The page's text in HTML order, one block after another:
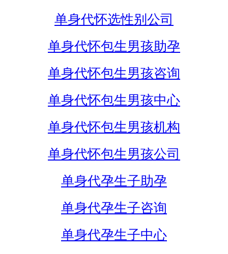
单身代怀选性别公司
单身代怀包生男孩助孕
单身代怀包生男孩咨询
单身代怀包生男孩中心
单身代怀包生男孩机构
单身代怀包生男孩公司
单身代孕生子助孕
单身代孕生子咨询
单身代孕生子中心